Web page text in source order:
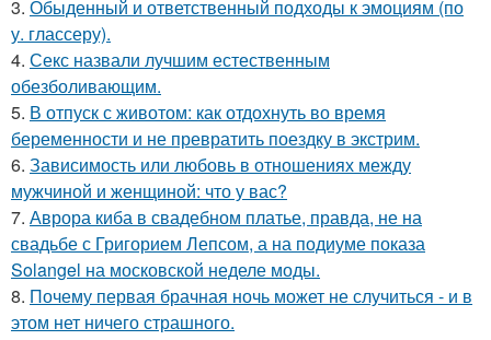
3. Обыденный и ответственный подходы к эмоциям (по
у. глассеру).
4. Секс назвали лучшим естественным
обезболивающим.
5. В отпуск с животом: как отдохнуть во время
беременности и не превратить поездку в экстрим.
6. Зависимость или любовь в отношениях между
мужчиной и женщиной: что у вас?
7. Аврора киба в свадебном платье, правда, не на
свадьбе с Григорием Лепсом, а на подиуме показа
Solangel на московской неделе моды.
8. Почему первая брачная ночь может не случиться - и в
этом нет ничего страшного.